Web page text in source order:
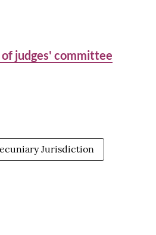
judges' committee
Jurisdiction